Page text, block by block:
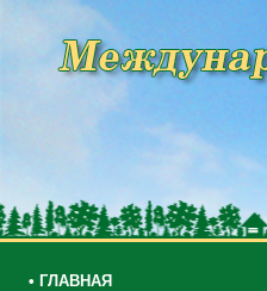
• ГЛАВНАЯ